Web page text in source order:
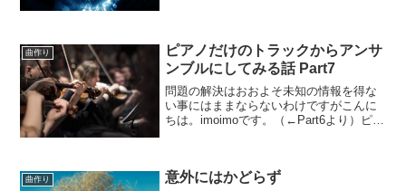
曲作り
ピアノだけのトラックからアンサ
ンブルにしてみる話 Part7
問題の解決はおおよそ未知の情報を得な
い事にはままならないわけですがこんに
ちは。imoimoです。（←Part6より）ピア
源主体にな...
曲作り 意外にはかどらず